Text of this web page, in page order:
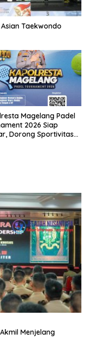
Taekwondo
Magelang Padel
2026 Siap
Dorong Sportivitas
Menjelang